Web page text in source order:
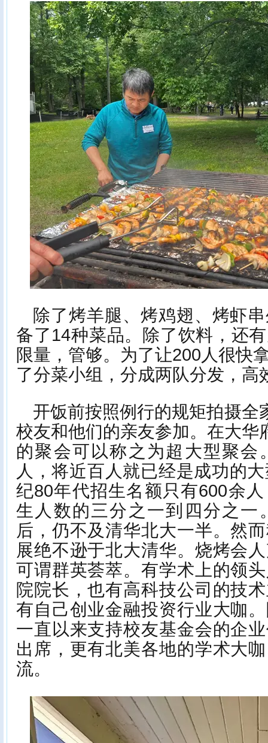
除了烤羊腿、烤鸡翅、烤虾
备了14种菜品。除了饮料，还
限量，管够。为了让200人很快
了分菜小组，分成两队分发，高
开饭前按照例行的规矩拍摄全
校友和他们的亲友参加。在大华
的聚会可以称之为超大型聚会
人，将近百人就已经是成功的
纪80年代招生名额只有600余
生人数的三分之一到四分之一
后，仍不及清华北大一半。然
展绝不逊于北大清华。烧烤会
可谓群英荟萃。有学术上的领
院院长，也有高科技公司的技
有自己创业金融投资行业大咖
一直以来支持校友基金会的企
出席，更有北美各地的学术大
流。